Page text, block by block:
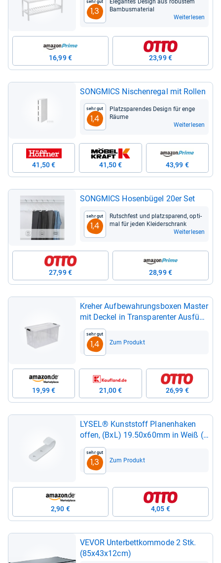
Sehr gut
1,3
Ele­gan­tes Design aus robus­tem
Bam­bus­ma­te­rial
Weiterlesen
16,99 € 23,99 €
SONG­MICS Nischen­re­gal mit Rol­len
Sehr gut
1,4
Platz­spa­ren­des Design für enge
Räume
Weiterlesen
41,50 € 41,50 € 43,99 €
SONG­MICS Hosen­bü­gel 20er Set
Sehr gut
1,4
Rutsch­fest und platz­spa­rend, opti­
mal für jeden Klei­der­schrank
Weiterlesen
27,99 € 28,99 €
Kre­her Auf­be­wah­rungs­bo­xen Mas­ter
mit Deckel in Trans­pa­ren­ter Aus­füh­
rung. In ver­schie­de­nen Grö­ßen
(wähl­bar). Aus robus­tem Kunst­stoff.
(80 Liter)
Sehr gut
1,4 Zum Produkt
19,99 € 21,00 € 26,99 €
LYSEL® Kunst­stoff Pla­nen­ha­ken
offen, (BxL) 19.50x60mm in Weiß (1
Stück)
Sehr gut
1,3 Zum Produkt
2,90 € 4,05 €
VEVOR Unter­bett­kom­mode 2 Stk.
(85x43x12cm)